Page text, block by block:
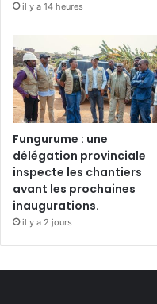
il y a 14 heures
Fungurume : une
délégation provinciale
inspecte les chantiers
avant les prochaines
inaugurations.
il y a 2 jours